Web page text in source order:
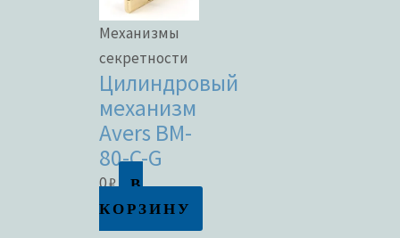
Механизмы
секретности
Цилиндровый
механизм
Avers BM-
80-C-G
0₽
В
КОРЗИНУ